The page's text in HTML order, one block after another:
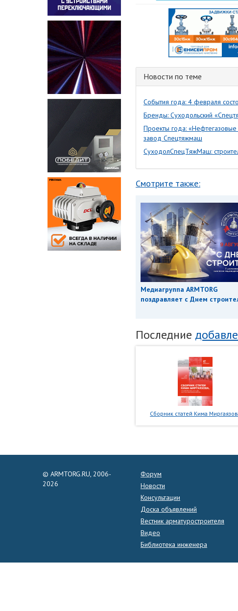
Новости по теме
События года: 4 февраля
Бренды: Суходольский
Проекты года:
завод Спецтяжмаш
СуходолСпецТяжМаш:
Смотрите также:
Медиагруппа ARMTORG
поздравляет с Днем
Последние
Сборник статей Кима
© ARMTORG.RU, 2006-
2026
Форум
Новости
Консультации
Доска объявлений
Вестник арматуростроителя
Видео
Библиотека инженера